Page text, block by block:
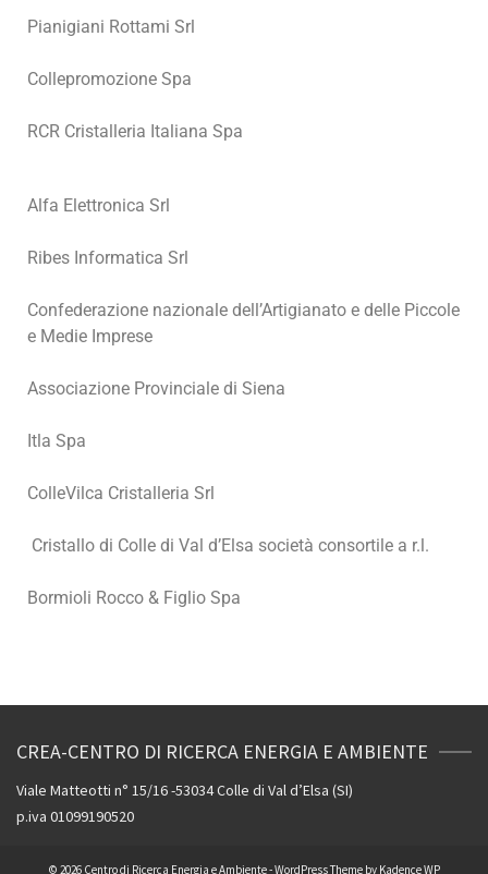
Pianigiani Rottami Srl
Collepromozione Spa
RCR Cristalleria Italiana Spa
Alfa Elettronica Srl
Ribes Informatica Srl
Confederazione nazionale dell’Artigianato e delle Piccole
e Medie Imprese
Associazione Provinciale di Siena
Itla Spa
ColleVilca Cristalleria Srl
Cristallo di Colle di Val d’Elsa società consortile a r.l.
Bormioli Rocco & Figlio Spa
CREA-CENTRO DI RICERCA ENERGIA E AMBIENTE
Viale Matteotti n° 15/16 -53034 Colle di Val d’Elsa (SI)
p.iva 01099190520
© 2026 Centro di Ricerca Energia e Ambiente - WordPress Theme by Kadence WP